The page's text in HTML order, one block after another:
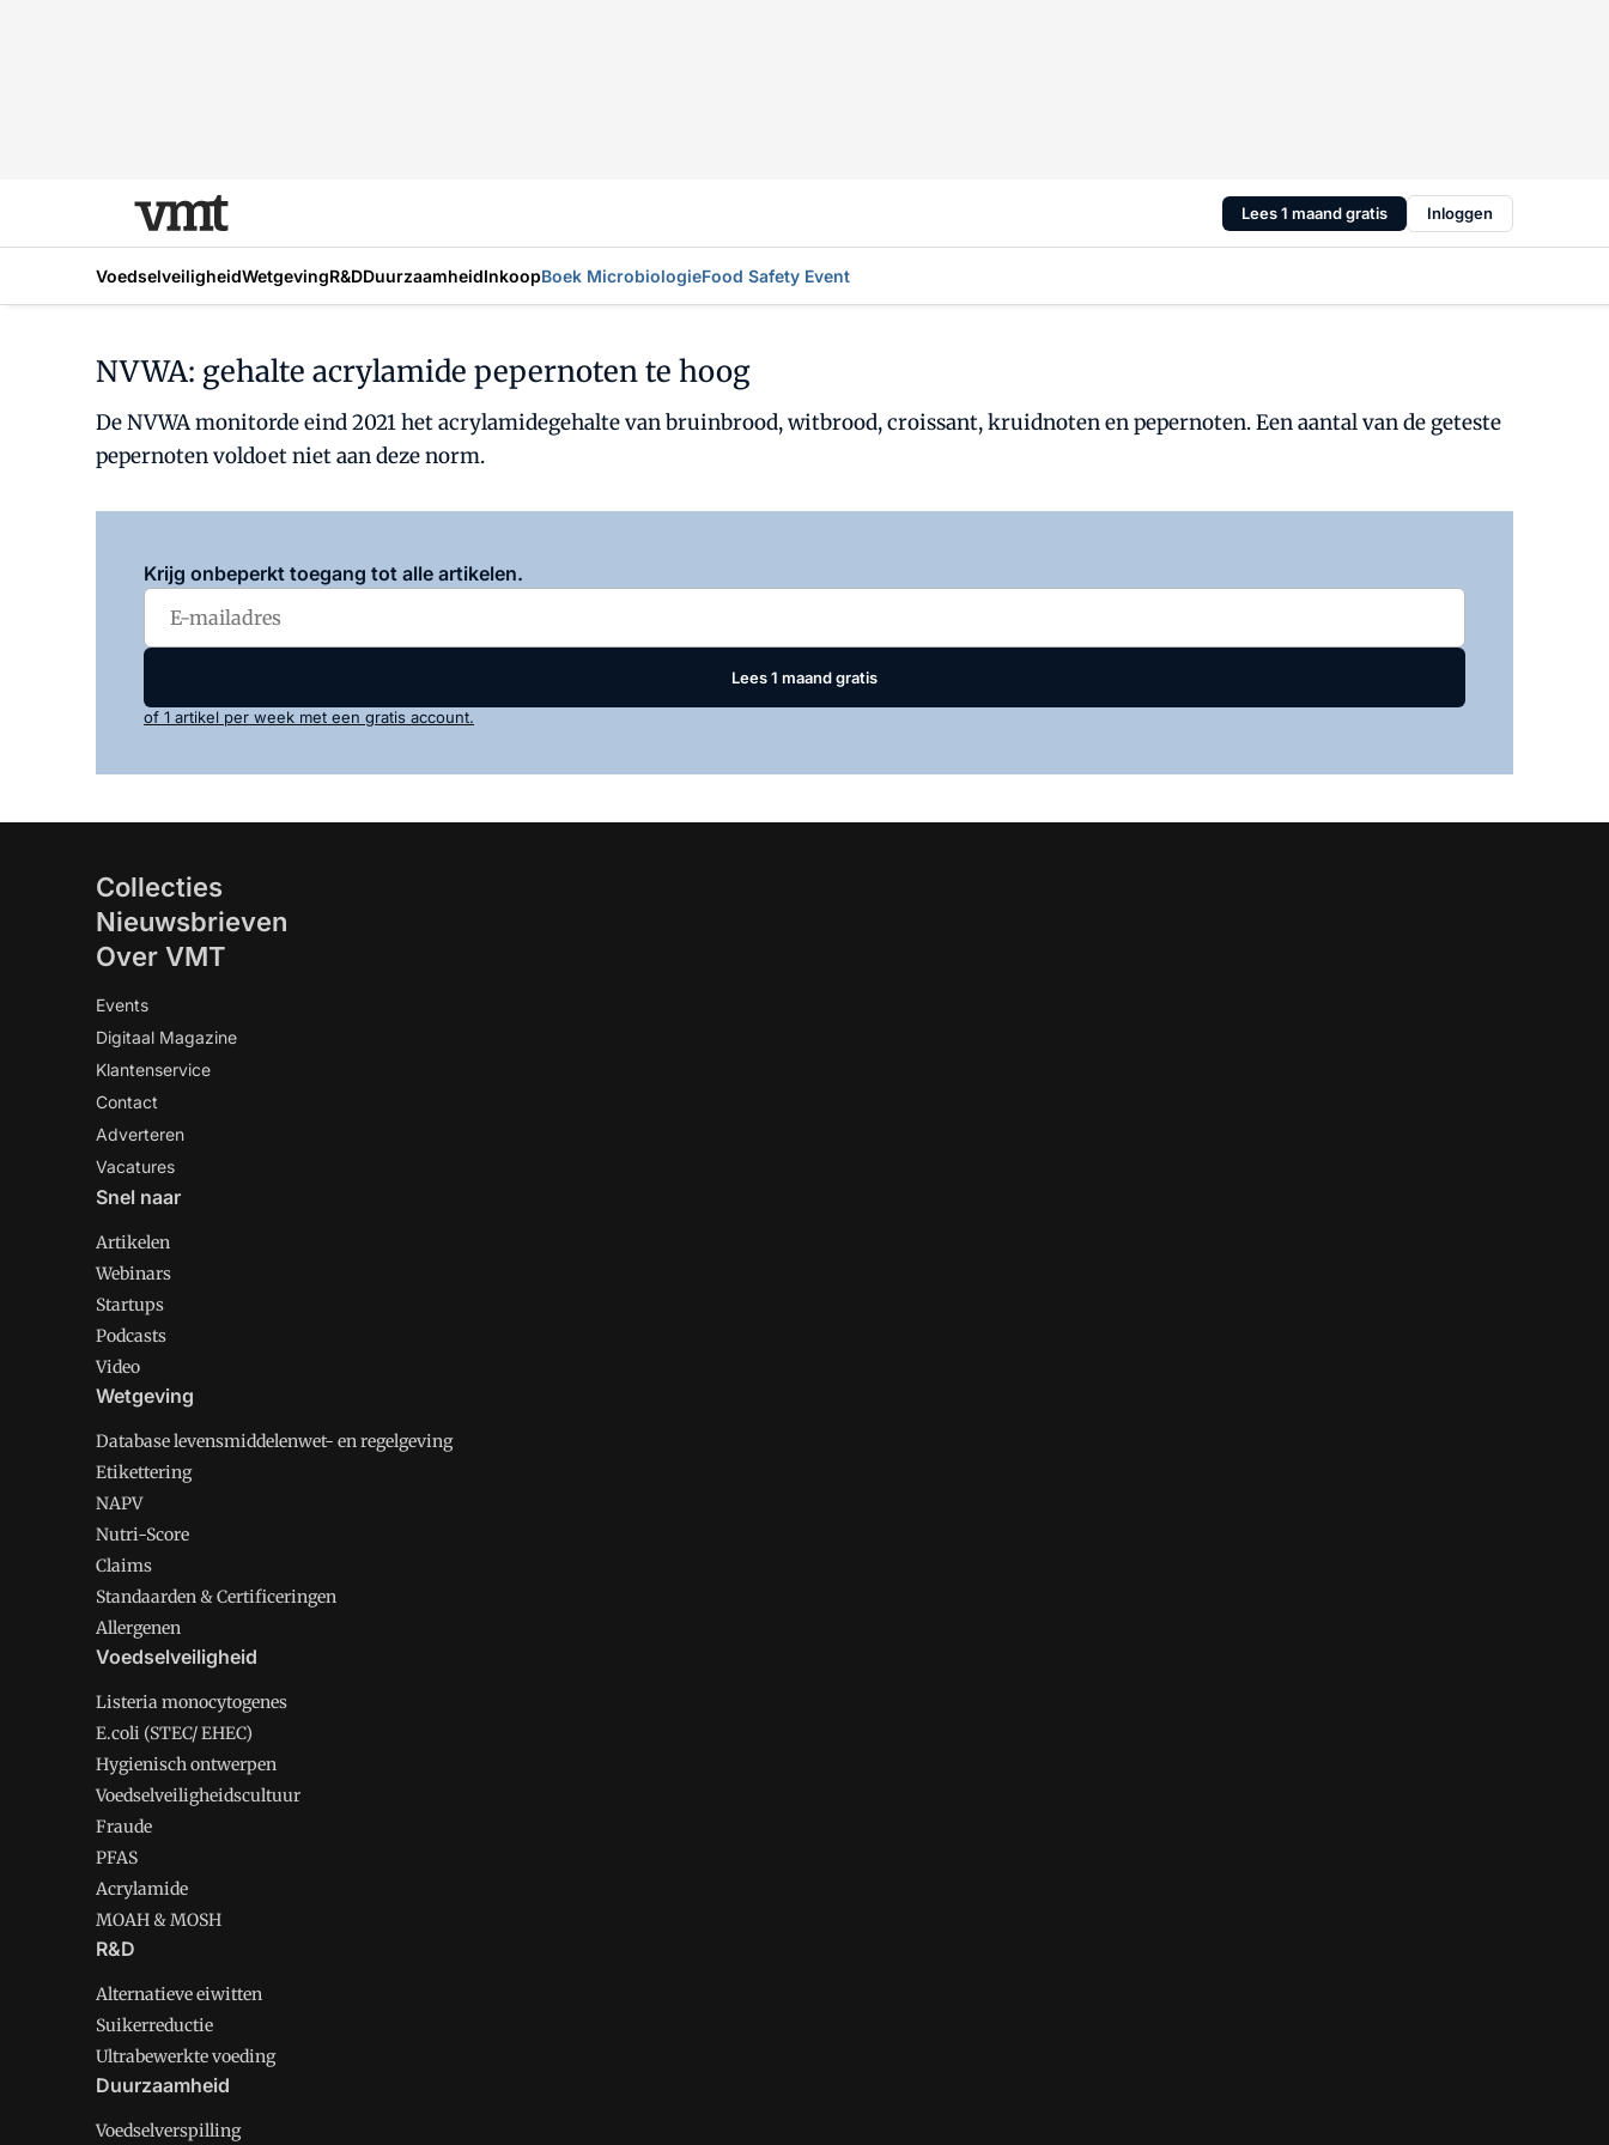
Lees 1 maand gratis Inloggen
VoedselveiligheidWetgevingR&DDuurzaamheidInkoopBoek MicrobiologieFood Safety Event
NVWA: gehalte acrylamide pepernoten te hoog
De NVWA monitorde eind 2021 het acrylamidegehalte van bruinbrood, witbrood, croissant, kruidnoten en pepernoten. Een aantal van de geteste
pepernoten voldoet niet aan deze norm.
Krijg onbeperkt toegang tot alle artikelen.
Lees 1 maand gratis
of 1 artikel per week met een gratis account.
Collecties
Nieuwsbrieven
Over VMT
Events
Digitaal Magazine
Klantenservice
Contact
Adverteren
Vacatures
Snel naar
Artikelen
Webinars
Startups
Podcasts
Video
Wetgeving
Database levensmiddelenwet- en regelgeving
Etikettering
NAPV
Nutri-Score
Claims
Standaarden & Certificeringen
Allergenen
Voedselveiligheid
Listeria monocytogenes
E.coli (STEC/ EHEC)
Hygienisch ontwerpen
Voedselveiligheidscultuur
Fraude
PFAS
Acrylamide
MOAH & MOSH
R&D
Alternatieve eiwitten
Suikerreductie
Ultrabewerkte voeding
Duurzaamheid
Voedselverspilling